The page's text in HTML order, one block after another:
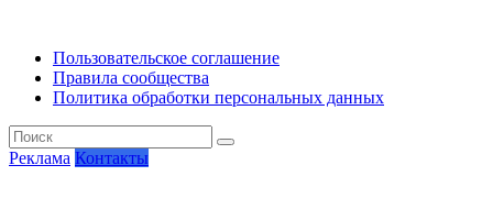
Пользовательское соглашение
Правила сообщества
Политика обработки персональных данных
Реклама Контакты